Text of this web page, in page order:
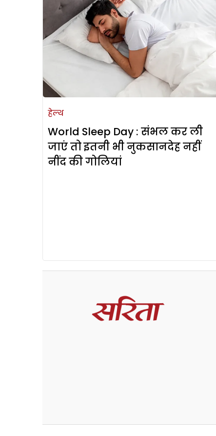
हेल्थ
World Sleep Day : संभल कर ली
जाएं तो इतनी भी नुकसानदेह नहीं
नींद की गोलियां